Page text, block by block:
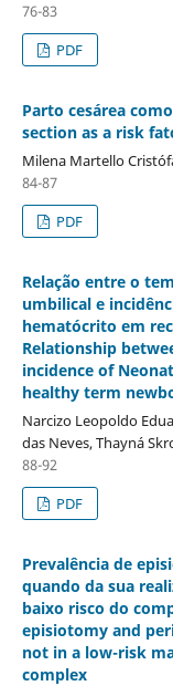
76-83
PDF
Parto cesárea
section as a risk
Milena Martello
84-87
PDF
Relação entre o
umbilical e
hematócrito em
Relationship
incidence of
healthy term
Narcizo Leopoldo
das Neves, Thayná
88-92
PDF
Prevalência de
quando da sua
baixo risco do
episiotomy and
not in a low-risk
complex